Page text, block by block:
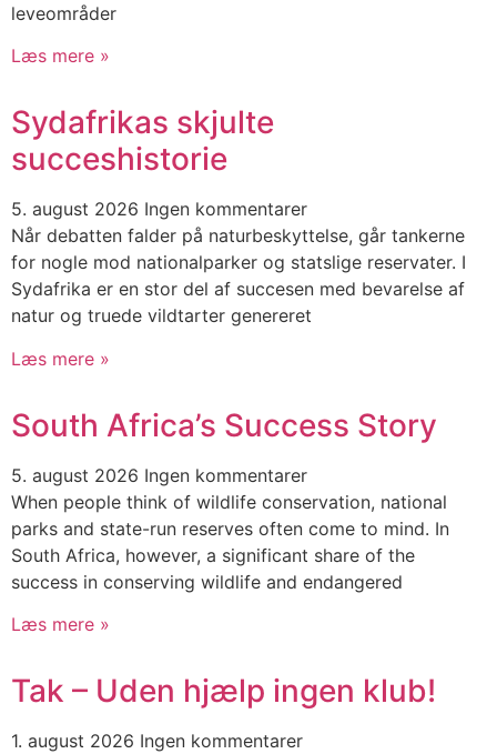
leveområder
Læs mere »
Sydafrikas skjulte
succeshistorie
5. august 2026 Ingen kommentarer
Når debatten falder på naturbeskyttelse, går tankerne
for nogle mod nationalparker og statslige reservater. I
Sydafrika er en stor del af succesen med bevarelse af
natur og truede vildtarter genereret
Læs mere »
South Africa’s Success Story
5. august 2026 Ingen kommentarer
When people think of wildlife conservation, national
parks and state-run reserves often come to mind. In
South Africa, however, a significant share of the
success in conserving wildlife and endangered
Læs mere »
Tak – Uden hjælp ingen klub!
1. august 2026 Ingen kommentarer